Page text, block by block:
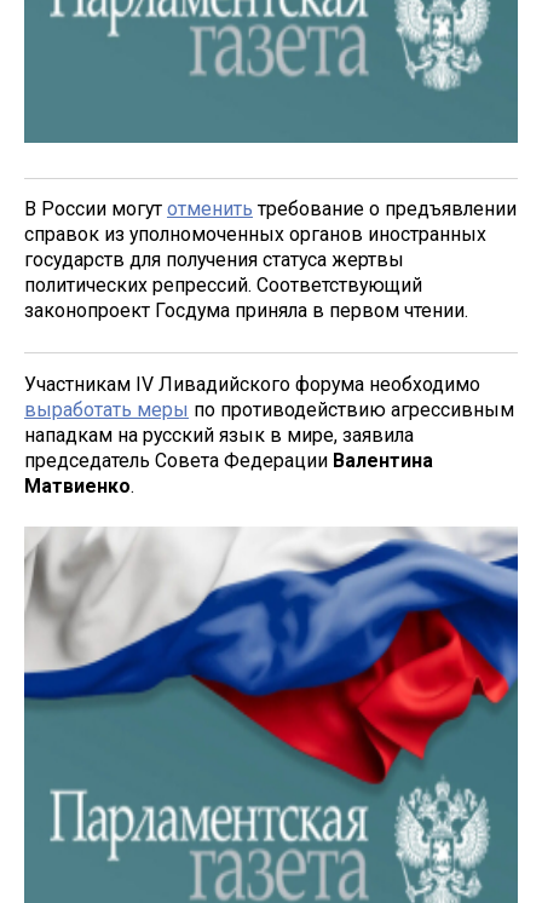
В России могут отменить требование о предъявлении
справок из уполномоченных органов иностранных
государств для получения статуса жертвы
политических репрессий. Соответствующий
законопроект Госдума приняла в первом чтении.
Участникам IV Ливадийского форума необходимо
выработать меры по противодействию агрессивным
нападкам на русский язык в мире, заявила
председатель Совета Федерации Валентина
Матвиенко.